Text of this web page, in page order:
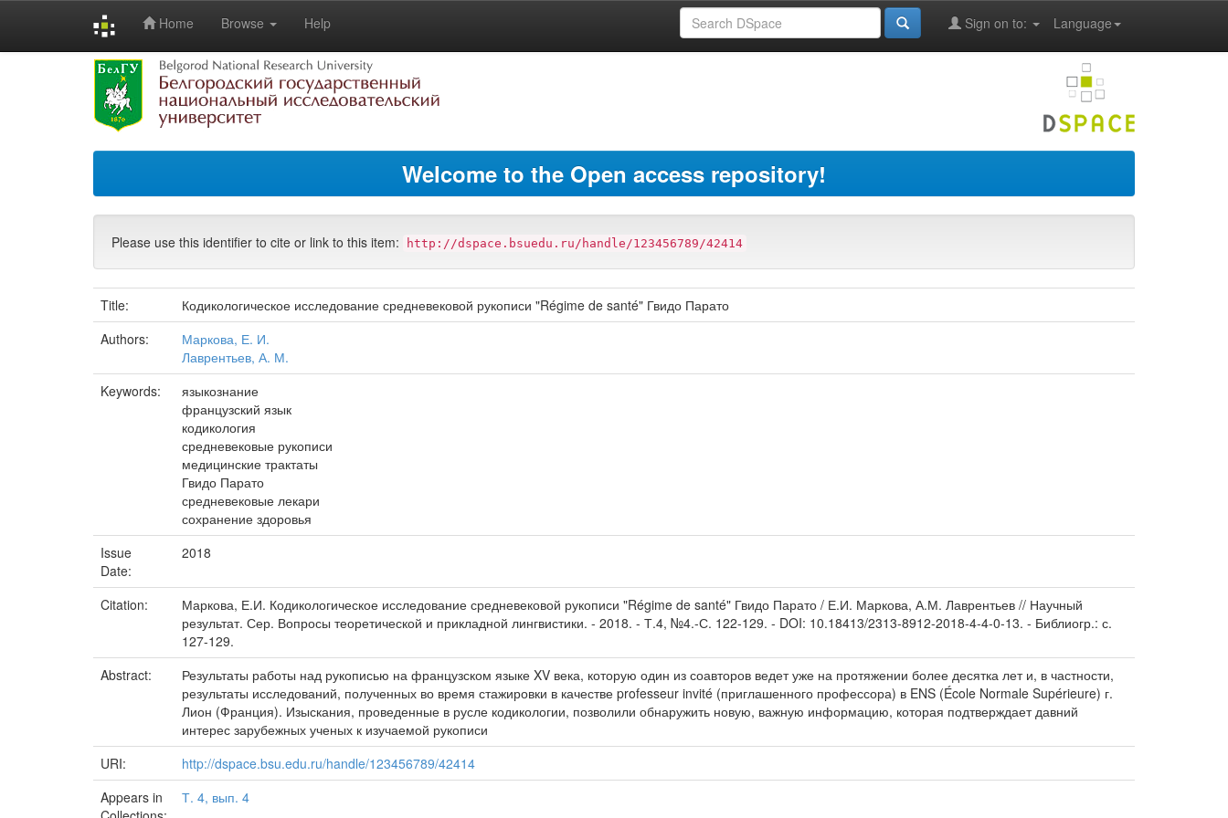
Home Browse Help Language
Sign on to:
Welcome to the Open access repository!
Please use this identifier to cite or link to this item: http://dspace.bsuedu.ru/handle/123456789/42414
Title:
Кодикологическое исследование средневековой рукописи "Régime de santé" Гвидо Парато
Authors:
Маркова, Е. И.
Лаврентьев, А. М.
Keywords:
языкознание
французский язык
кодикология
средневековые рукописи
медицинские трактаты
Гвидо Парато
средневековые лекари
сохранение здоровья
Issue
Date:
2018
Citation:
Маркова, Е.И. Кодикологическое исследование средневековой рукописи "Régime de santé" Гвидо Парато / Е.И. Маркова, А.М. Лаврентьев // Научный
результат. Сер. Вопросы теоретической и прикладной лингвистики. - 2018. - Т.4, №4.-С. 122-129. - DOI: 10.18413/2313-8912-2018-4-4-0-13. - Библиогр.: с.
127-129.
Abstract:
Результаты работы над рукописью на французском языке XV века, которую один из соавторов ведет уже на протяжении более десятка лет и, в частности,
результаты исследований, полученных во время стажировки в качестве professeur invité (приглашенного профессора) в ENS (École Normale Supérieure) г.
Лион (Франция). Изыскания, проведенные в русле кодикологии, позволили обнаружить новую, важную информацию, которая подтверждает давний
интерес зарубежных ученых к изучаемой рукописи
URI:
http://dspace.bsu.edu.ru/handle/123456789/42414
Appears in
Т. 4, вып. 4